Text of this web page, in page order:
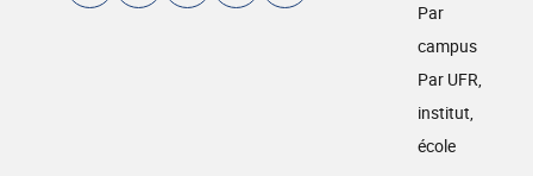
Par
campus
Par UFR,
institut,
école